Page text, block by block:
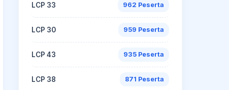
LCP 33 962 Peserta
LCP 30 959 Peserta
LCP 43 935 Peserta
LCP 38 871 Peserta